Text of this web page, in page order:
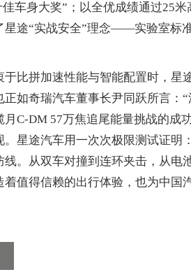
佳车身大奖”；以全优成绩通过25
星途“实战安全”理念——实验室标
拼加速性能与智能配置时，星
正如奇瑞汽车董事长尹同跃所言：
DM 57万焦追尾能量挑战的成
。星途汽车用一次次极限测试证明
线。从双车对撞到连环夹击，从电
着值得信赖的出行体验，也为中国